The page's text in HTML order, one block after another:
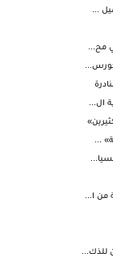
...
مح...
كورس...
ال...
...
من ا...
للذك...